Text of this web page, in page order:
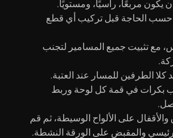
أن يكون مربعًا، رأسيًا، ومستويًا.
حسب الحاجة قبل تركيب أي قطع
مع تثبيت جميع المسامير لتجنب
كلا الطرفين للمسار عند العتبة.
بكرات في قمة كل لوحة وربط
على الألواح الوسيطة، ثم قم
والمقبض على الورقة النشطة.